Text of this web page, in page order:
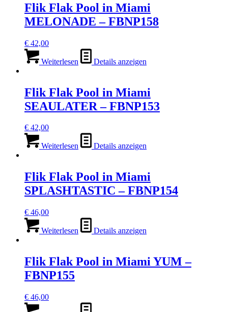
Flik Flak Pool in Miami
MELONADE – FBNP158
€ 42,00
Weiterlesen Details anzeigen
Flik Flak Pool in Miami
SEAULATER – FBNP153
€ 42,00
Weiterlesen Details anzeigen
Flik Flak Pool in Miami
SPLASHTASTIC – FBNP154
€ 46,00
Weiterlesen Details anzeigen
Flik Flak Pool in Miami YUM –
FBNP155
€ 46,00